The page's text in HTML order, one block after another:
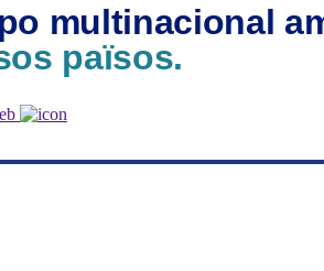
multinacional
països.